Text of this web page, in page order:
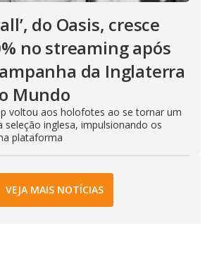
do Oasis, cresce
no streaming após
da Inglaterra
Mundo
voltou aos holofotes ao se tornar um
seleção inglesa, impulsionando os
plataforma
VEJA MAIS NOTÍCIAS